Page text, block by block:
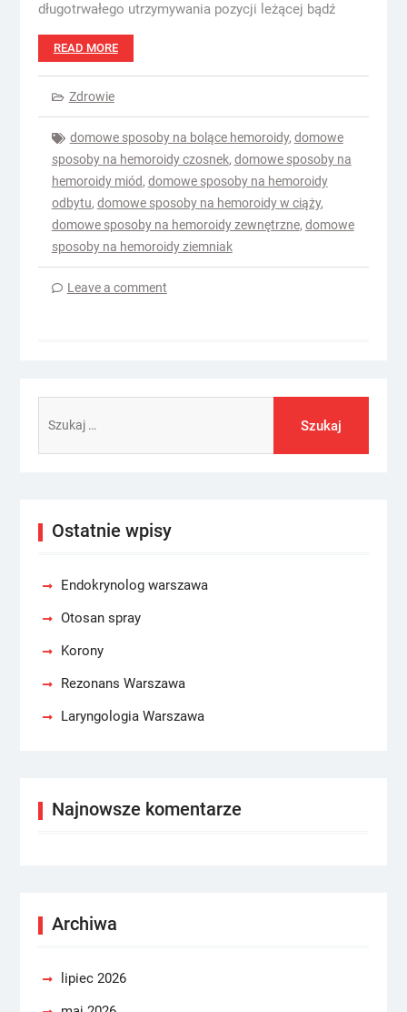
długotrwałego utrzymywania pozycji leżącej bądź
READ MORE
Zdrowie
domowe sposoby na bolące hemoroidy, domowe
sposoby na hemoroidy czosnek, domowe sposoby na
hemoroidy miód, domowe sposoby na hemoroidy
odbytu, domowe sposoby na hemoroidy w ciąży,
domowe sposoby na hemoroidy zewnętrzne, domowe
sposoby na hemoroidy ziemniak
Leave a comment
Ostatnie wpisy
Endokrynolog warszawa
Otosan spray
Korony
Rezonans Warszawa
Laryngologia Warszawa
Najnowsze komentarze
Archiwa
lipiec 2026